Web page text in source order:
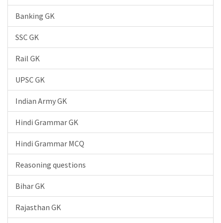
Banking GK
SSC GK
Rail GK
UPSC GK
Indian Army GK
Hindi Grammar GK
Hindi Grammar MCQ
Reasoning questions
Bihar GK
Rajasthan GK